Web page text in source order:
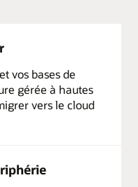
vos bases de
gérée à hautes
vers le cloud